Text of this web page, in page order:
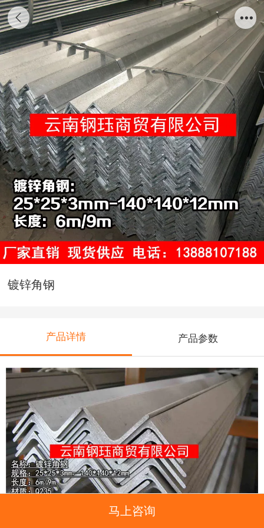
镀锌角钢
产品详情 产品参数
马上咨询